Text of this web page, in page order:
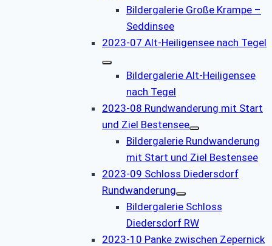
Bildergalerie Große Krampe –
Seddinsee
2023-07 Alt-Heiligensee nach Tegel
Bildergalerie Alt-Heiligensee
nach Tegel
2023-08 Rundwanderung mit Start
und Ziel Bestensee
Bildergalerie Rundwanderung
mit Start und Ziel Bestensee
2023-09 Schloss Diedersdorf
Rundwanderung
Bildergalerie Schloss
Diedersdorf RW
2023-10 Panke zwischen Zepernick